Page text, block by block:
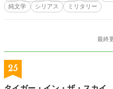
純文学
シリアス ミリタリー
最終
25